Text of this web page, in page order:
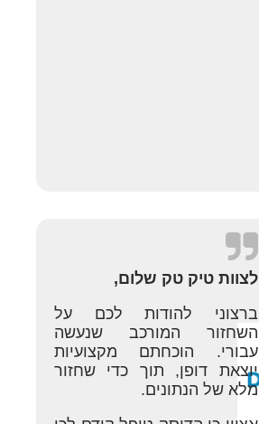
לצוות טיק טק שלום,
ברצוני להודות לכם על
השחזור המורכב שנעשה
עבורי. הוכחתם מקצועיות
יוצאת דופן, תוך כדי שחזור
מלא של הנתונים.